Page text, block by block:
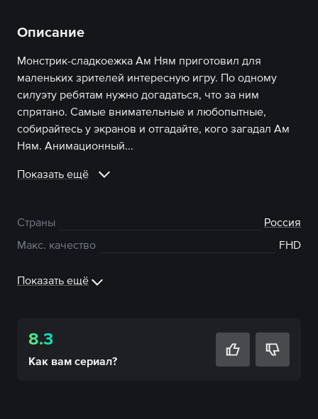
Описание
Монстрик-сладкоежка Ам Ням приготовил для
маленьких зрителей интересную игру. По одному
силуэту ребятам нужно догадаться, что за ним
спрятано. Самые внимательные и любопытные,
собирайтесь у экранов и отгадайте, кого загадал Ам
Ням. Анимационный...
Показать ещё
Страны
Россия
Макс. качество
FHD
Показать ещё
8.3
Как вам сериал?